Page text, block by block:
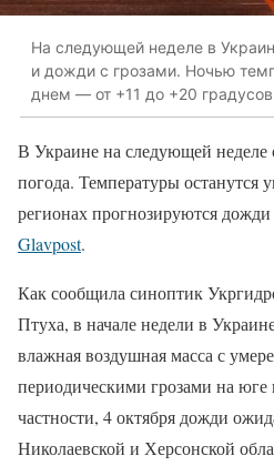
На следующей неделе в
и дожди с грозами. Ночью
днем — от +11 до +20
В Украине на следующей неделе
погода. Температуры останутся
регионах прогнозируются
Glavpost.
Как сообщила синоптик
Птуха, в начале недели в
влажная воздушная масса с
периодическими грозами на юге
частности, 4 октября дожди
Николаевской и Херсонской